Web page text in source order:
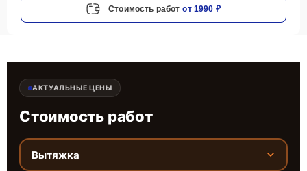
Стоимость работ от 1990 ₽
АКТУАЛЬНЫЕ ЦЕНЫ
Стоимость работ
Вытяжка